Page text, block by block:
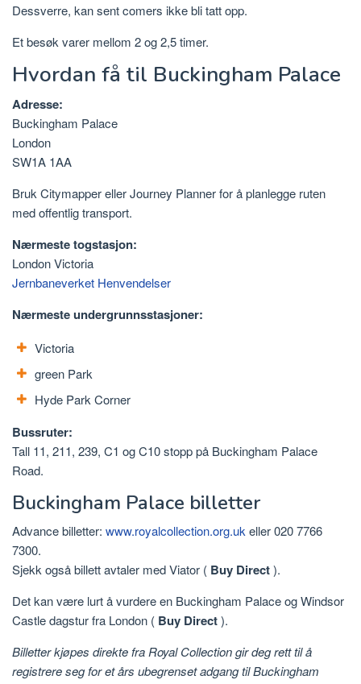
Dessverre, kan sent comers ikke bli tatt opp.
Et besøk varer mellom 2 og 2,5 timer.
Hvordan få til Buckingham Palace
Adresse:
Buckingham Palace
London
SW1A 1AA
Bruk Citymapper eller Journey Planner for å planlegge ruten
med offentlig transport.
Nærmeste togstasjon:
London Victoria
Jernbaneverket Henvendelser
Nærmeste undergrunnsstasjoner:
Victoria
green Park
Hyde Park Corner
Bussruter:
Tall 11, 211, 239, C1 og C10 stopp på Buckingham Palace
Road.
Buckingham Palace billetter
Advance billetter: www.royalcollection.org.uk eller 020 7766
7300.
Sjekk også billett avtaler med Viator ( Buy Direct).
Det kan være lurt å vurdere en Buckingham Palace og Windsor
Castle dagstur fra London ( Buy Direct).
Billetter kjøpes direkte fra Royal Collection gir deg rett til å
registrere seg for et års ubegrenset adgang til Buckingham